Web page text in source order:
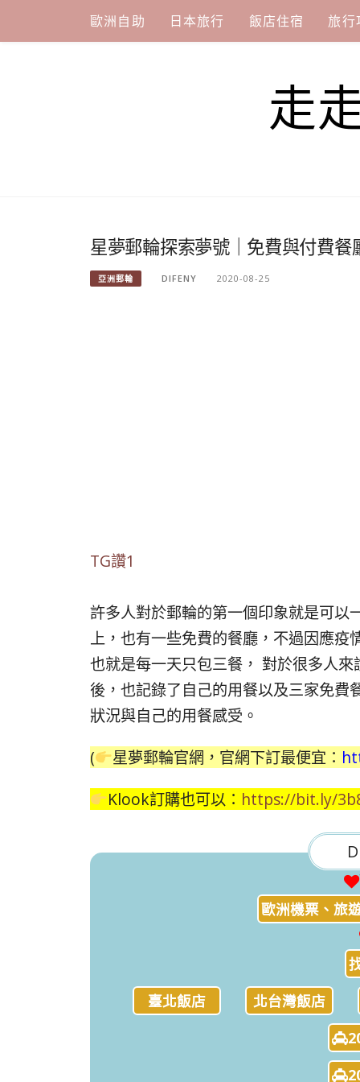
content
歐洲自助 日本旅行 飯店住宿 旅行
走
星夢郵輪探索夢號｜免費與付費
亞洲郵輪 DIFENY 2020-08-25
TG讚1
許多人對於郵輪的第一個印象就是可以
上，也有一些免費的餐廳，不過因應
也就是每一天只包三餐， 對於很多人
後，也記錄了自己的用餐以及三家免費
狀況與自己的用餐感受。
(
星夢郵輪官網，官網下訂最便宜：
Klook訂購也可以： https://bit.ly/
歐洲機票、旅
臺北飯店
北台灣飯店